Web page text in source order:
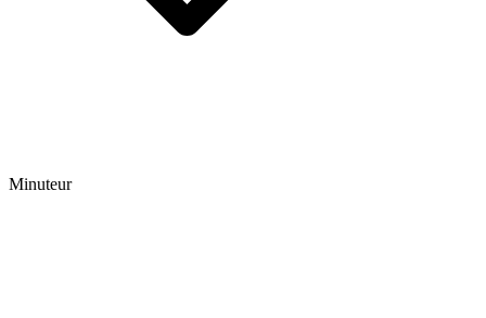
Minuteur